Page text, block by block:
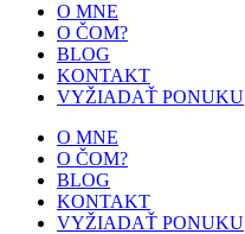
O MNE
O ČOM?
BLOG
KONTAKT
VYŽIADAŤ PONUKU
O MNE
O ČOM?
BLOG
KONTAKT
VYŽIADAŤ PONUKU